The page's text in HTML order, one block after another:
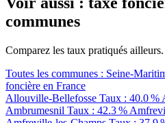
communes
Comparez les taux pratiqués ailleurs.
Toutes les communes : Seine-
foncière en France
Allouville-Bellefosse Taux : 40.0 %
Ambrumesnil Taux : 42.3 %